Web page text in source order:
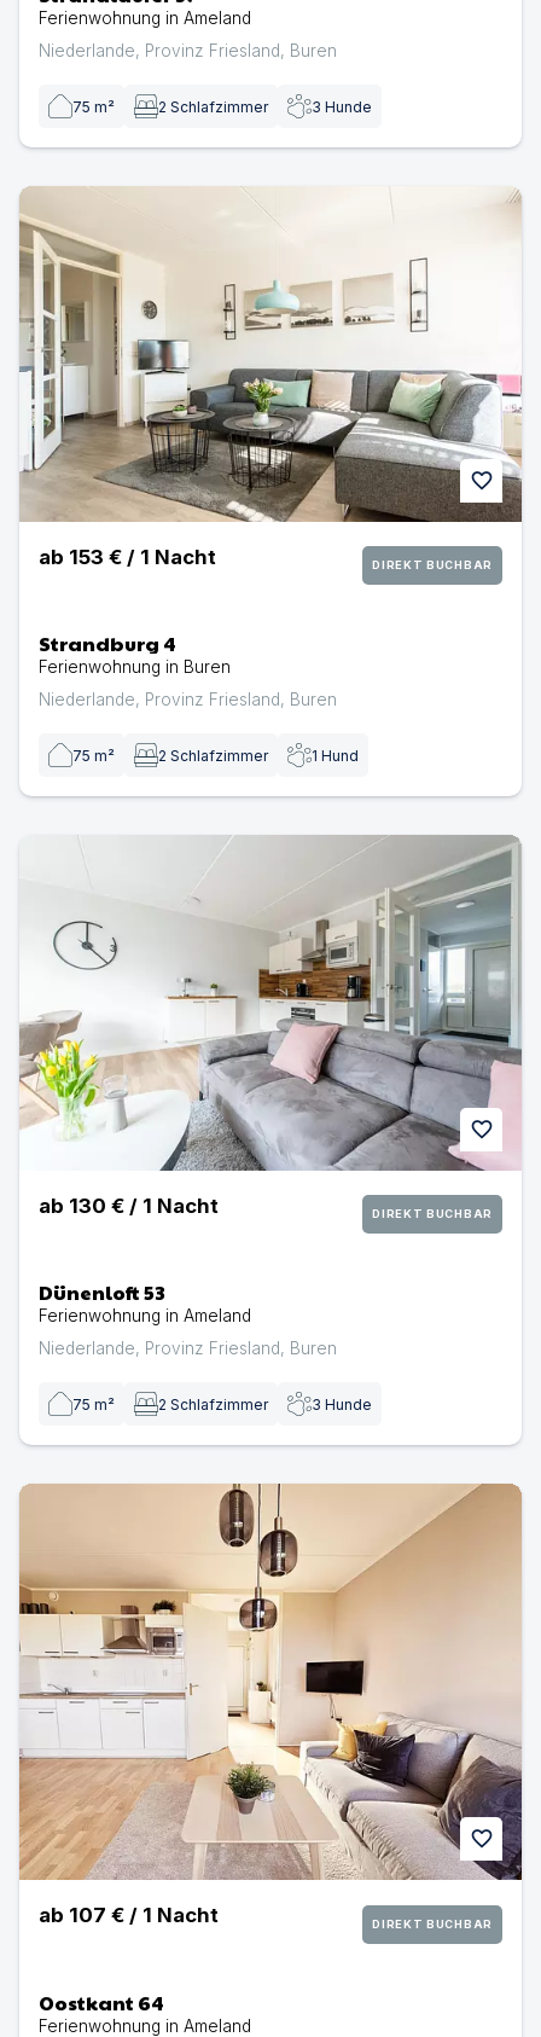
Ferienwohnung in Ameland
Niederlande, Provinz Friesland, Buren
75 m² 2 Schlafzimmer 3 Hunde
favorite
Strandburg 4 | Ferienwohnung in Buren
ab 153 € / 1 Nacht DIREKT BUCHBAR
Strandburg 4
Ferienwohnung in Buren
Niederlande, Provinz Friesland, Buren
75 m² 2 Schlafzimmer 1 Hund
favorite
Dünenloft 53 | Ferienwohnung in Ameland
ab 130 € / 1 Nacht DIREKT BUCHBAR
Dünenloft 53
Ferienwohnung in Ameland
Niederlande, Provinz Friesland, Buren
75 m² 2 Schlafzimmer 3 Hunde
favorite
Oostkant 64 | Ferienwohnung in Ameland
ab 107 € / 1 Nacht DIREKT BUCHBAR
Oostkant 64
Ferienwohnung in Ameland